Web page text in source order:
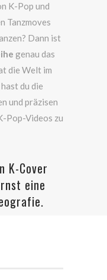
K-Pop und
Tanzmoves
Dann ist
genau das
die Welt im
du die
und präzisen
Pop-Videos zu
K-Cover
eine